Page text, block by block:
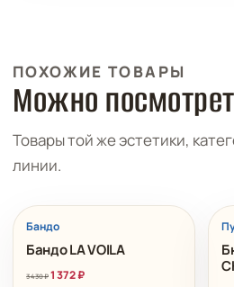
ПОХОЖИЕ ТОВАРЫ
Можно
Товары той же эстетики,
линии.
Бандо
Бандо LA VOILA
3 430₽ Первоначальная
1 372₽Текущая